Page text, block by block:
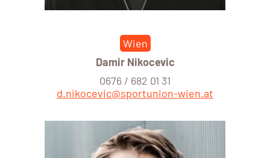
Wien
Damir Nikocevic
0676 / 682 01 31
d.nikocevic@sportunion-wien.at